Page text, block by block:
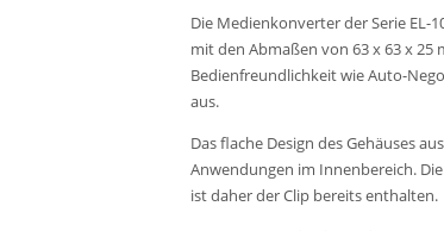
Die Medienkonverter der Serie EL-
mit den Abmaßen von 63 x 63 x
Bedienfreundlichkeit wie Auto-
aus.
Das flache Design des Gehäuses
Anwendungen im Innenbereich.
ist daher der Clip bereits enthalten.